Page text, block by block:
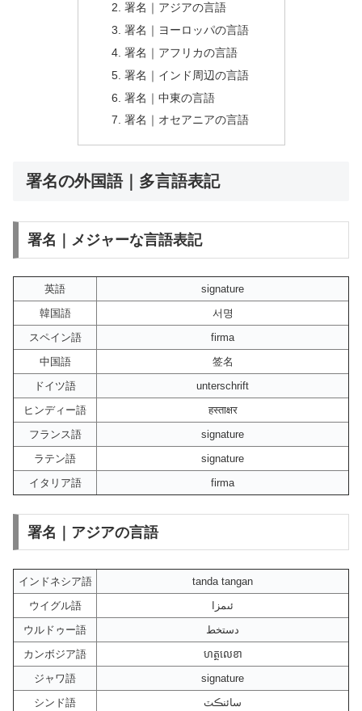
署名｜アジアの言語
署名｜ヨーロッパの言語
署名｜アフリカの言語
署名｜インド周辺の言語
署名｜中東の言語
署名｜オセアニアの言語
署名の外国語｜多言語表記
署名｜メジャーな言語表記
英語
signature
韓国語
서명
スペイン語
firma
中国語
签名
ドイツ語
unterschrift
ヒンディー語
हस्ताक्षर
フランス語
signature
ラテン語
signature
イタリア語
firma
署名｜アジアの言語
インドネシア語
tanda tangan
ウイグル語
ئىمزا
ウルドゥー語
دستخط
カンボジア語
ហត្ថលេខា
ジャワ語
signature
シンド語
سائنڪٽ